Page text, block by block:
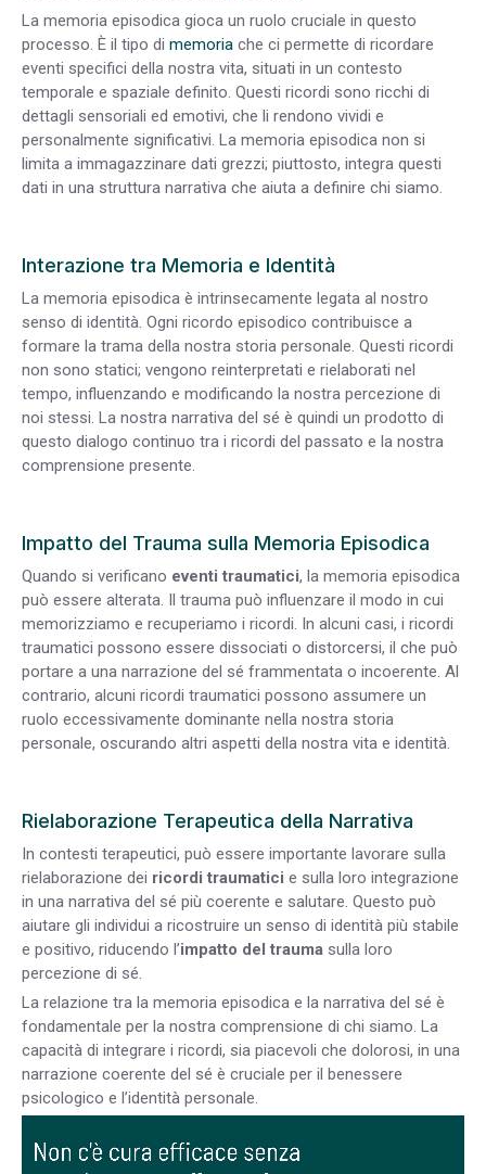
La memoria episodica gioca un ruolo cruciale in questo
processo. È il tipo di memoria che ci permette di ricordare
eventi specifici della nostra vita, situati in un contesto
temporale e spaziale definito. Questi ricordi sono ricchi di
dettagli sensoriali ed emotivi, che li rendono vividi e
personalmente significativi. La memoria episodica non si
limita a immagazzinare dati grezzi; piuttosto, integra questi
dati in una struttura narrativa che aiuta a definire chi siamo.
Interazione tra Memoria e Identità
La memoria episodica è intrinsecamente legata al nostro
senso di identità. Ogni ricordo episodico contribuisce a
formare la trama della nostra storia personale. Questi ricordi
non sono statici; vengono reinterpretati e rielaborati nel
tempo, influenzando e modificando la nostra percezione di
noi stessi. La nostra narrativa del sé è quindi un prodotto di
questo dialogo continuo tra i ricordi del passato e la nostra
comprensione presente.
Impatto del Trauma sulla Memoria Episodica
Quando si verificano eventi traumatici, la memoria episodica
può essere alterata. Il trauma può influenzare il modo in cui
memorizziamo e recuperiamo i ricordi. In alcuni casi, i ricordi
traumatici possono essere dissociati o distorcersi, il che può
portare a una narrazione del sé frammentata o incoerente. Al
contrario, alcuni ricordi traumatici possono assumere un
ruolo eccessivamente dominante nella nostra storia
personale, oscurando altri aspetti della nostra vita e identità.
Rielaborazione Terapeutica della Narrativa
In contesti terapeutici, può essere importante lavorare sulla
rielaborazione dei ricordi traumatici e sulla loro integrazione
in una narrativa del sé più coerente e salutare. Questo può
aiutare gli individui a ricostruire un senso di identità più stabile
e positivo, riducendo l’impatto del trauma sulla loro
percezione di sé.
La relazione tra la memoria episodica e la narrativa del sé è
fondamentale per la nostra comprensione di chi siamo. La
capacità di integrare i ricordi, sia piacevoli che dolorosi, in una
narrazione coerente del sé è cruciale per il benessere
psicologico e l’identità personale.